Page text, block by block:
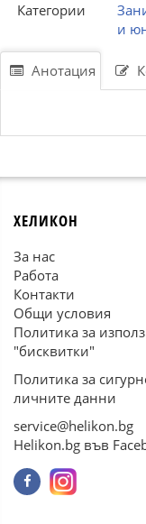
Категории
и
Анотация
ХЕЛИКОН
За нас
Работа
Контакти
Общи условия
Политика за
"бисквитки"
Политика за
личните данни
service@helikon.bg
Helikon.bg във